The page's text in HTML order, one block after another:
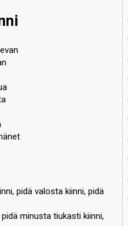
pidä valosta kiinni, pidä
minusta tiukasti kiinni,